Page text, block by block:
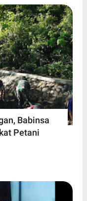
Babinsa
Petani